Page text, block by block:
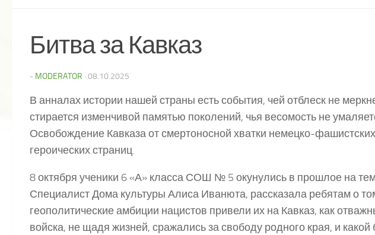
Битва за Кавказ
- MODERATOR · 08.10.2025
В анналах истории нашей страны есть события, чей отблеск не
стирается изменчивой памятью поколений, чья весомость не
Освобождение Кавказа от смертоносной хватки немецко-
героических страниц.
8 октября ученики 6 «А» класса СОШ № 5 окунулись в прошлое на
Специалист Дома культуры Алиса Иванюта, рассказала ребятам о
геополитические амбиции нацистов привели их на Кавказ, как
войска, не щадя жизней, сражались за свободу родного края, и